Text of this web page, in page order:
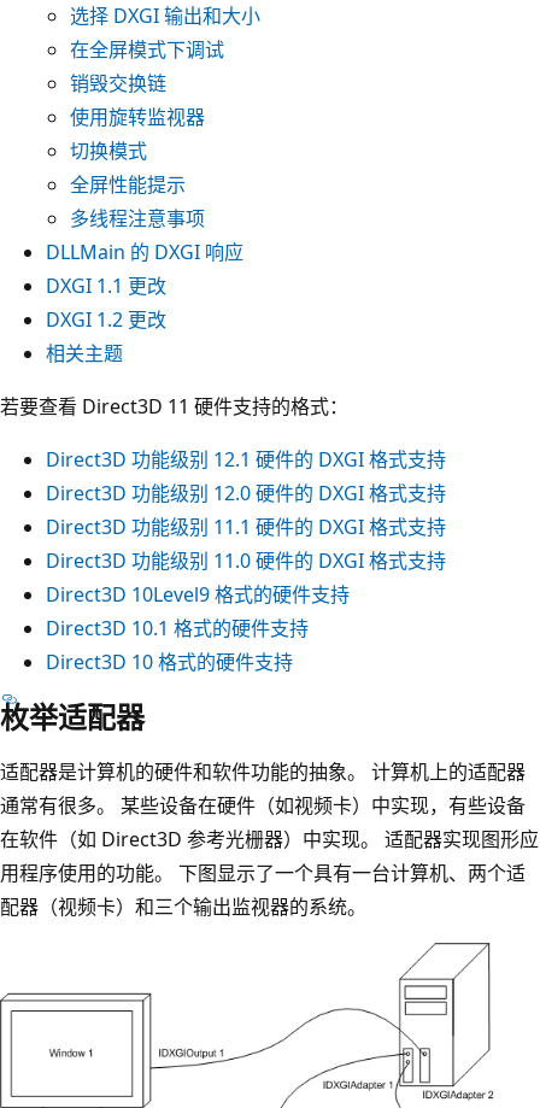
选择 DXGI 输出和大小
在全屏模式下调试
销毁交换链
使用旋转监视器
切换模式
全屏性能提示
多线程注意事项
DLLMain 的 DXGI 响应
DXGI 1.1 更改
DXGI 1.2 更改
相关主题
若要查看 Direct3D 11 硬件支持的格式：
Direct3D 功能级别 12.1 硬件的 DXGI 格式支持
Direct3D 功能级别 12.0 硬件的 DXGI 格式支持
Direct3D 功能级别 11.1 硬件的 DXGI 格式支持
Direct3D 功能级别 11.0 硬件的 DXGI 格式支持
Direct3D 10Level9 格式的硬件支持
Direct3D 10.1 格式的硬件支持
Direct3D 10 格式的硬件支持
枚举适配器
适配器是计算机的硬件和软件功能的抽象。 计算机上的适配器
通常有很多。 某些设备在硬件（如视频卡）中实现，有些设备
在软件（如 Direct3D 参考光栅器）中实现。 适配器实现图形应
用程序使用的功能。 下图显示了一个具有一台计算机、两个适
配器（视频卡）和三个输出监视器的系统。